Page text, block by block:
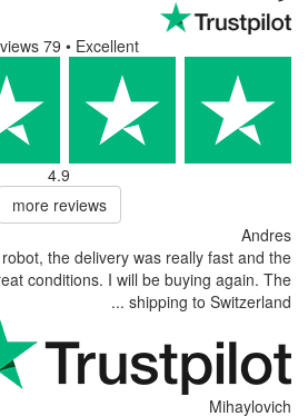
Reviews 79
I bought a cafelat robot, the delivery was
products were in great conditions. I will be